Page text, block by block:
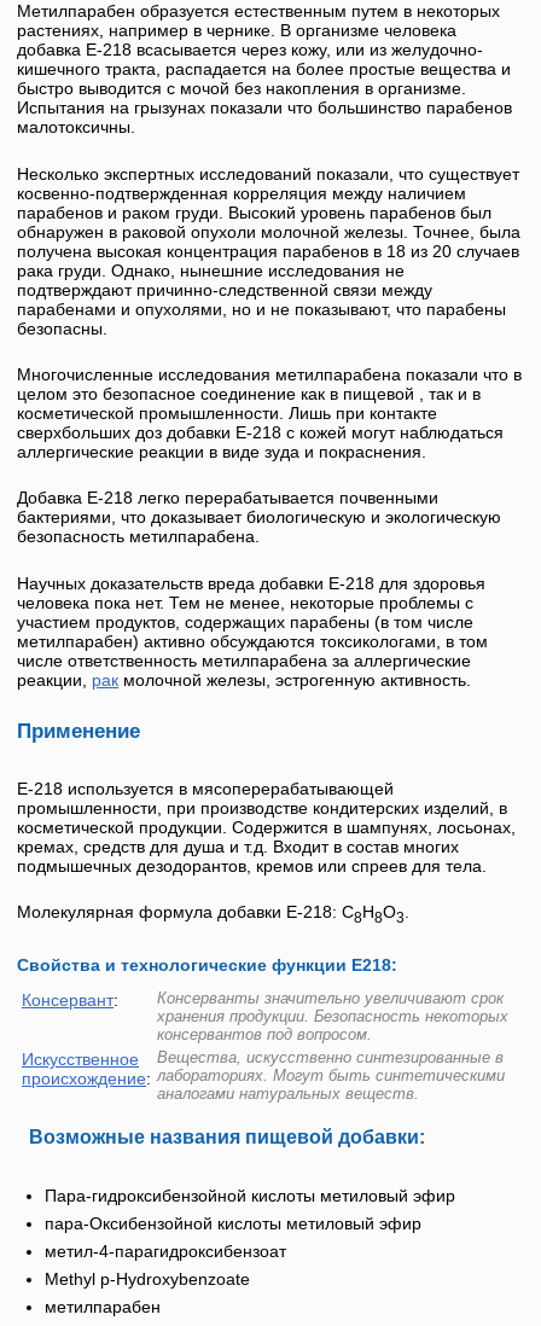
Метилпарабен образуется естественным путем в некоторых
растениях, например в чернике. В организме человека
добавка Е-218 всасывается через кожу, или из желудочно-
кишечного тракта, распадается на более простые вещества и
быстро выводится с мочой без накопления в организме.
Испытания на грызунах показали что большинство парабенов
малотоксичны.
Несколько экспертных исследований показали, что существует
косвенно-подтвержденная корреляция между наличием
парабенов и раком груди. Высокий уровень парабенов был
обнаружен в раковой опухоли молочной железы. Точнее, была
получена высокая концентрация парабенов в 18 из 20 случаев
рака груди. Однако, нынешние исследования не
подтверждают причинно-следственной связи между
парабенами и опухолями, но и не показывают, что парабены
безопасны.
Многочисленные исследования метилпарабена показали что в
целом это безопасное соединение как в пищевой , так и в
косметической промышленности. Лишь при контакте
сверхбольших доз добавки Е-218 с кожей могут наблюдаться
аллергические реакции в виде зуда и покраснения.
Добавка Е-218 легко перерабатывается почвенными
бактериями, что доказывает биологическую и экологическую
безопасность метилпарабена.
Научных доказательств вреда добавки Е-218 для здоровья
человека пока нет. Тем не менее, некоторые проблемы с
участием продуктов, содержащих парабены (в том числе
метилпарабен) активно обсуждаются токсикологами, в том
числе ответственность метилпарабена за аллергические
реакции, рак молочной железы, эстрогенную активность.
Применение
Е-218 используется в мясоперерабатывающей
промышленности, при производстве кондитерских изделий, в
косметической продукции. Содержится в шампунях, лосьонах,
кремах, средств для душа и т.д. Входит в состав многих
подмышечных дезодорантов, кремов или спреев для тела.
Молекулярная формула добавки Е-218: C8H8O3
Свойства и технологические функции Е218:
Консервант:
Консерванты значительно увеличивают срок
хранения продукции. Безопасность некоторых
консервантов под вопросом.
Искусственное
происхождение:
Вещества, искусственно синтезированные в
лабораториях. Могут быть синтетическими
аналогами натуральных веществ.
Возможные названия пищевой добавки:
Пара-гидроксибензойной кислоты метиловый эфир
пара-Оксибензойной кислоты метиловый эфир
метил-4-парагидроксибензоат
Methyl p-Hydroxybenzoate
метилпарабен